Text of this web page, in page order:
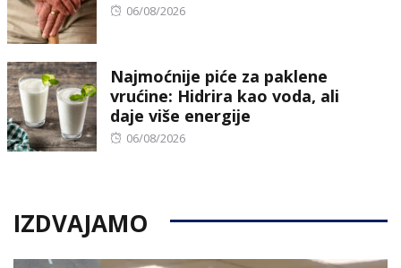
Posted
06/08/2026
Najmoćnije piće za paklene
vrućine: Hidrira kao voda, ali
daje više energije
Posted
06/08/2026
IZDVAJAMO